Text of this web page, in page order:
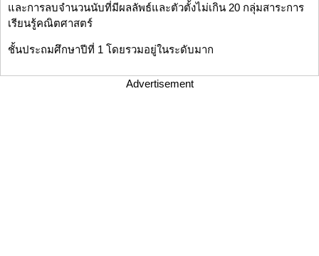
และการลบจำนวนนับที่มีผลลัพธ์และตัวตั้งไม่เกิน 20 กลุ่มสาระการ
เรียนรู้คณิตศาสตร์
ชั้นประถมศึกษาปีที่ 1 โดยรวมอยู่ในระดับมาก
Advertisement